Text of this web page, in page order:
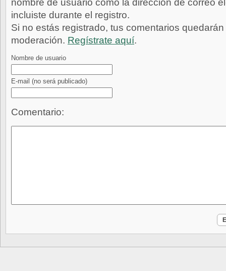
nombre de usuario como la dirección de correo
incluiste durante el registro.
Si no estás registrado, tus comentarios
moderación. Regístrate aquí.
Nombre de usuario
E-mail (no será publicado)
Comentario: